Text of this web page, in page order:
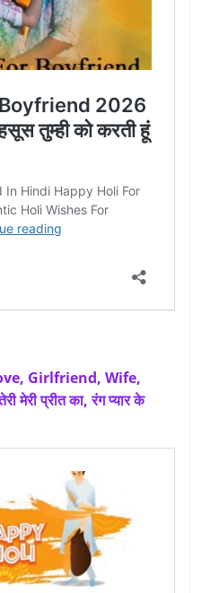
Girlfriend, Wife,
प्रीत का, रंग प्यार के